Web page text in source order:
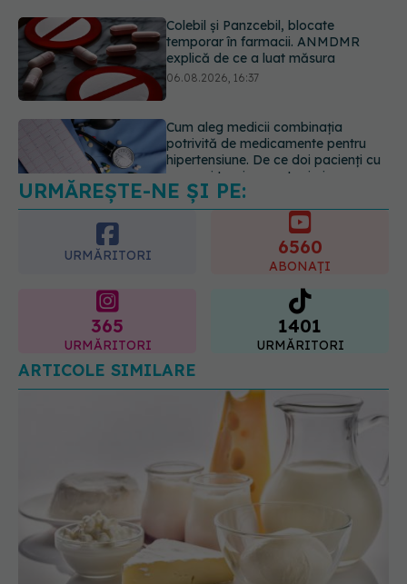
Cum aleg medicii combinația
potrivită de medicamente pentru
hipertensiune. De ce doi pacienți cu
aceeași tensiune pot primi
Mii de angajați din Sănătate ar
putea primi salarii mai mari.
Sindicatele cer schimbarea legii
06.08.2026, 19:26
URMĂREȘTE-NE ȘI PE:
URMĂRITORI 6560
ABONAȚI
365
URMĂRITORI
1401
URMĂRITORI
ARTICOLE SIMILARE